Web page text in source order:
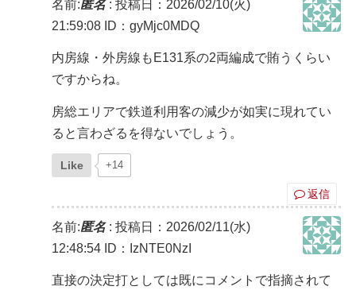
名前:匿名: 投稿日：2026/02/10(火)
21:59:08 ID：gyMjc0MDQ
内房線・外房線もE131系の2両編成で賄うくらい
ですからね。
房総エリアで鉄道利用客の減少が如実に現れてい
ると言わざるを得ないでしょう。
Like +14
返信
名前:匿名: 投稿日：2026/02/11(水)
12:48:54 ID：IzNTE0NzI
直接の決定打としては既にコメントで指摘されて